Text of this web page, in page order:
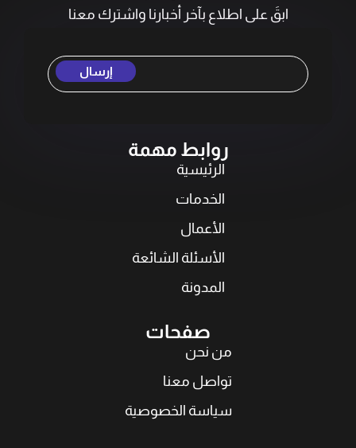
ابقَ على اطلاع بآخر أخبارنا واشترك معنا
إرسال
روابط مهمة
الرئيسية
الخدمات
الأعمال
الأسئلة الشائعة
المدونة
صفحات
من نحن
تواصل معنا
سياسة الخصوصية